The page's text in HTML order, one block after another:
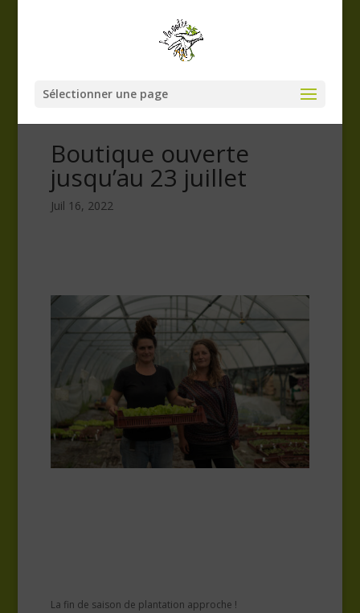
Sélectionner une page
Boutique ouverte
jusqu’au 23 juillet
Juil 16, 2022
La fin de saison de plantation approche !